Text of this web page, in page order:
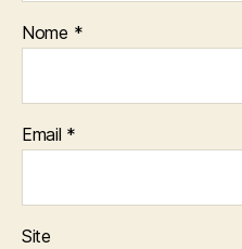
Nome *
Email *
Site